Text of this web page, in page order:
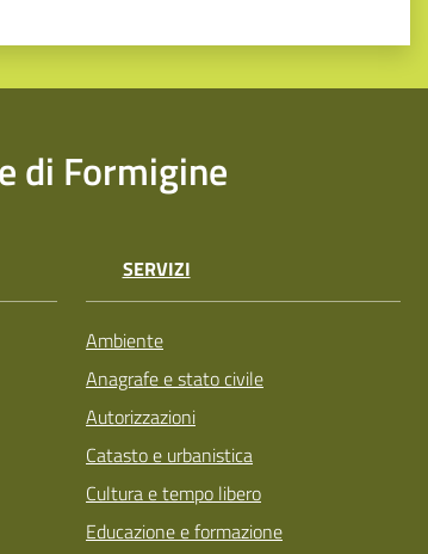
di Formigine
SERVIZI
Ambiente
Anagrafe e stato civile
Autorizzazioni
Catasto e urbanistica
Cultura e tempo libero
Educazione e formazione